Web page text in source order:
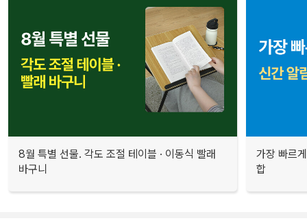
8월 특별 선물. 각도 조절 테이블 · 이동식 빨래
바구니
가장 빠르
합